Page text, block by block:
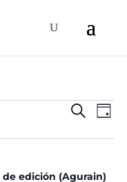
Buscar
de
Día
edición (Agurain)